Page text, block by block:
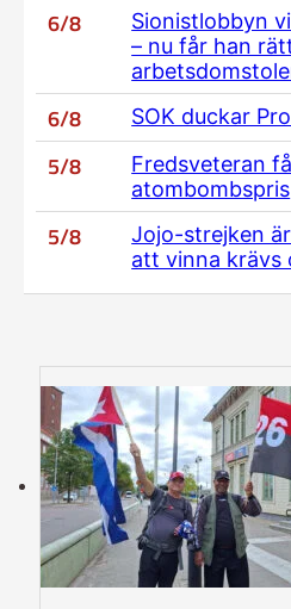
6/8
Sionistlobbyn
– nu får han
6/8 SOK duckar
5/8
Fredsveteran
atombombspris
5/8
Jojo-strejken
att vinna krävs